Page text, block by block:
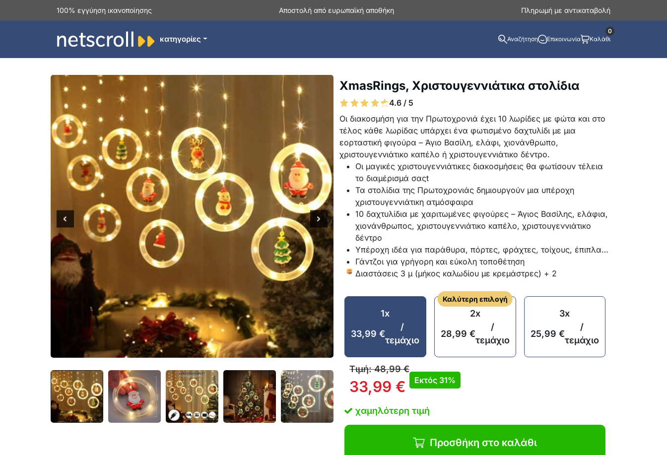
100% εγγύηση ικανοποίησης Αποστολή από ευρωπαϊκή αποθήκη Πληρωμή με αντικαταβολή
κατηγορίες Αναζήτηση Επικοινωνία Καλάθι
0
XmasRings, Χριστουγεννιάτικα στολίδια
4.6 / 5
Οι διακοσμήση για την Πρωτοχρονιά έχει 10 λωρίδες με φώτα και στο
τέλος κάθε λωρίδας υπάρχει ένα φωτισμένο δαχτυλίδι με μια
εορταστική φιγούρα – Άγιο Βασίλη, ελάφι, χιονάνθρωπο,
χριστουγεννιάτικο καπέλο ή χριστουγεννιάτικο δέντρο.
Οι μαγικές χριστουγεννιάτικες διακοσμήσεις θα φωτίσουν τέλεια
το διαμέρισμά σαςt
Τα στολίδια της Πρωτοχρονιάς δημιουργούν μια υπέροχη
χριστουγεννιάτικη ατμόσφαιρα
10 δαχτυλίδια με χαριτωμένες φιγούρες – Άγιος Βασίλης, ελάφια,
χιονάνθρωπος, χριστουγεννιάτικο καπέλο, χριστουγεννιάτικο
δέντρο
Υπέροχη ιδέα για παράθυρα, πόρτες, φράχτες, τοίχους, έπιπλα…
Γάντζοι για γρήγορη και εύκολη τοποθέτηση
Διαστάσεις 3 μ (μήκος καλωδίου με κρεμάστρες) + 2
1x
33,99 €
/
τεμάχιο
Καλύτερη επιλογή
2x
28,99 €
/
τεμάχιο
3x
25,99 €
/
τεμάχιο
Τιμή:48,99€
33,99 € Εκτός 31%
χαμηλότερη τιμή
Προσθήκη στο καλάθι